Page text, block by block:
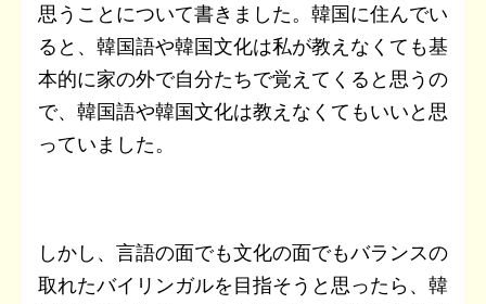
思うことについて書きました。韓国に住んでい
ると、韓国語や韓国文化は私が教えなくても基
本的に家の外で自分たちで覚えてくると思うの
で、韓国語や韓国文化は教えなくてもいいと思
っていました。
しかし、言語の面でも文化の面でもバランスの
取れたバイリンガルを目指そうと思ったら、韓